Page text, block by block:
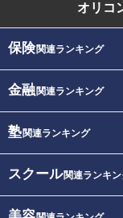
オリコ
保険関連ランキング
金融関連ランキング
塾関連ランキング
スクール関連ランキ